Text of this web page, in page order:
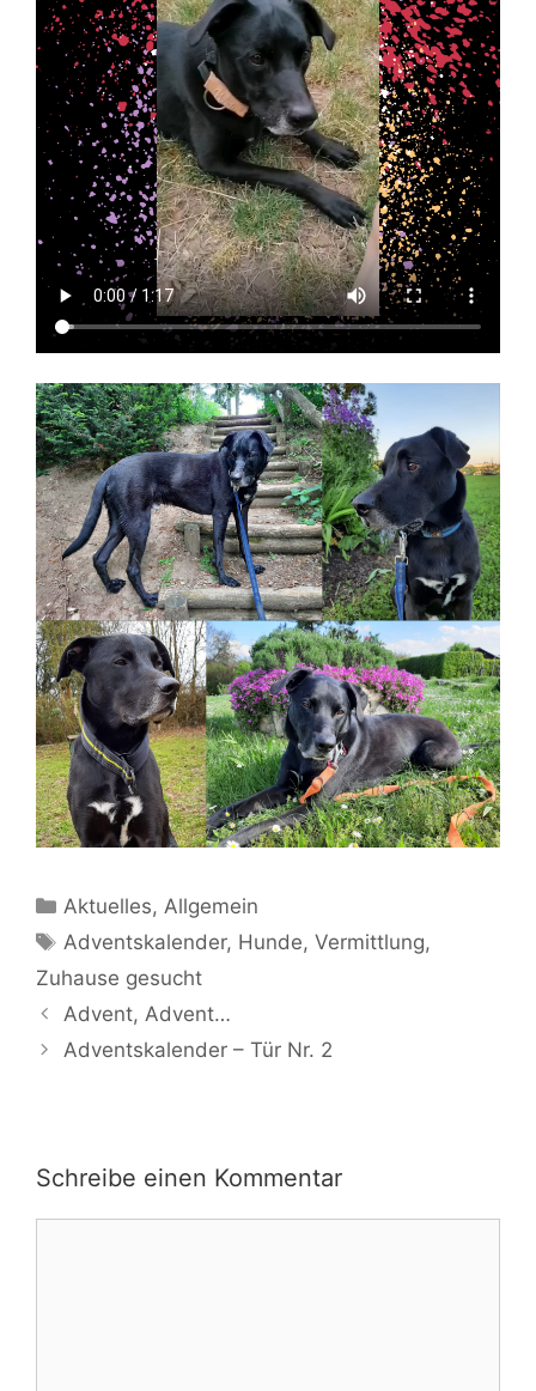
Kategorien
Aktuelles,Allgemein
Schlagwörter
Adventskalender, Hunde,Vermittlung,
Zuhause gesucht
Beitrags-
Navigation
Advent, Advent…
Adventskalender – Tür Nr. 2
Schreibe einen Kommentar